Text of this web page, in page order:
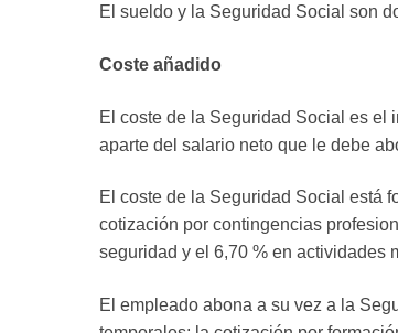
El sueldo y la Seguridad Social son
Coste añadido
El coste de la Seguridad Social es el
aparte del salario neto que le debe
El coste de la Seguridad Social está
cotización por contingencias
seguridad y el 6,70 % en actividades
El empleado abona a su vez a la